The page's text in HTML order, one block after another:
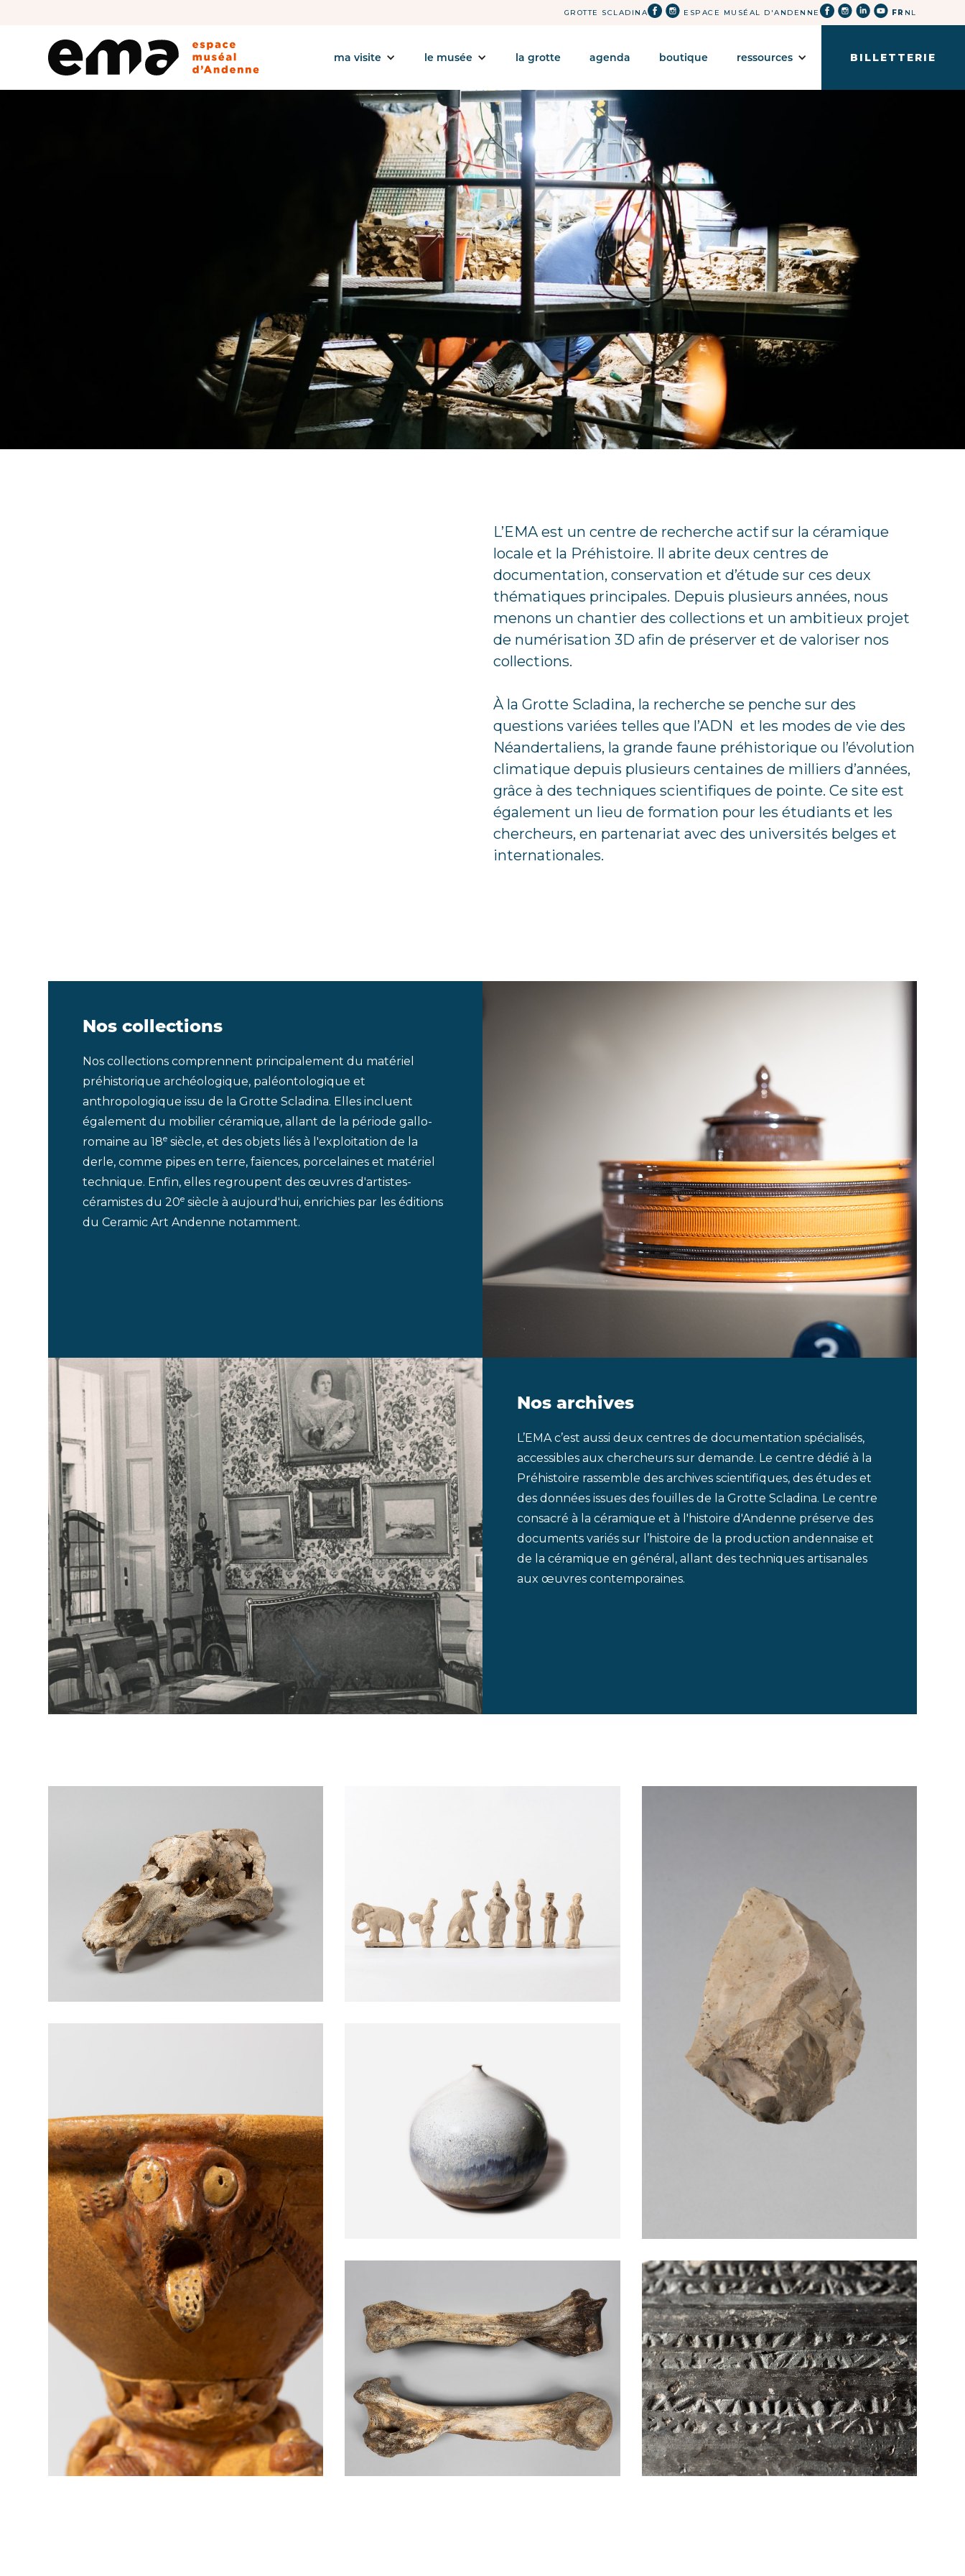
ma visite le musée la grotte agenda boutique ressources
GROTTE SCLADINA ESPACE MUSÉAL D'ANDENNE FR NL
BILLETTERIE
L’EMA est un centre de recherche actif sur la céramique
locale et la Préhistoire. Il abrite deux centres de
documentation, conservation et d’étude sur ces deux
thématiques principales. Depuis plusieurs années, nous
menons un chantier des collections et un ambitieux projet
de numérisation 3D afin de préserver et de valoriser nos
collections.
À la Grotte Scladina, la recherche se penche sur des
questions variées telles que l’ADN et les modes de vie des
Néandertaliens, la grande faune préhistorique ou l’évolution
climatique depuis plusieurs centaines de milliers d’années,
grâce à des techniques scientifiques de pointe. Ce site est
également un lieu de formation pour les étudiants et les
chercheurs, en partenariat avec des universités belges et
internationales.
Nos collections
Nos collections comprennent principalement du matériel
préhistorique archéologique, paléontologique et
anthropologique issu de la Grotte Scladina. Elles incluent
également du mobilier céramique, allant de la période gallo-
romaine au 18e siècle, et des objets liés à l'exploitation de la
derle, comme pipes en terre, faïences, porcelaines et matériel
technique. Enfin, elles regroupent des œuvres d'artistes-
céramistes du 20e siècle à aujourd'hui, enrichies par les éditions
du Ceramic Art Andenne notamment.
Nos archives
L’EMA c’est aussi deux centres de documentation spécialisés,
accessibles aux chercheurs sur demande. Le centre dédié à la
Préhistoire rassemble des archives scientifiques, des études et
des données issues des fouilles de la Grotte Scladina. Le centre
consacré à la céramique et à l'histoire d'Andenne préserve des
documents variés sur l’histoire de la production andennaise et
de la céramique en général, allant des techniques artisanales
aux œuvres contemporaines.